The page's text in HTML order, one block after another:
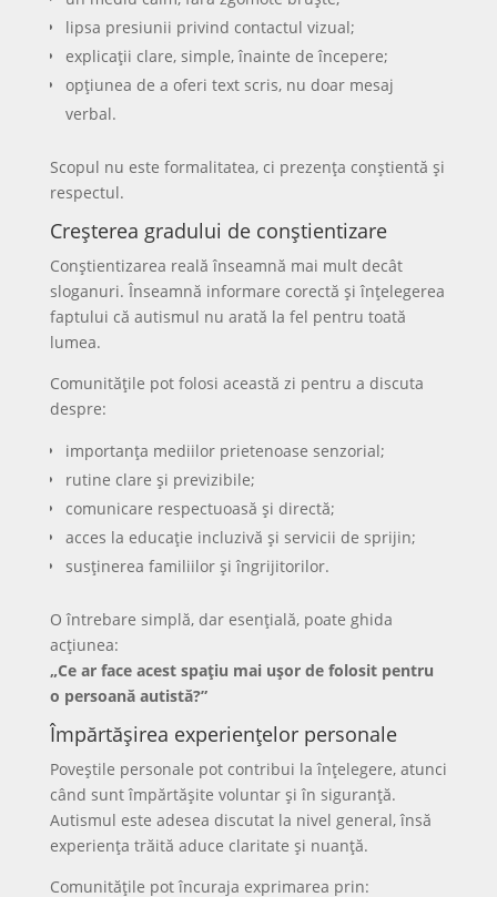
lipsa presiunii privind contactul vizual;
explicații clare, simple, înainte de începere;
opțiunea de a oferi text scris, nu doar mesaj
verbal.
Scopul nu este formalitatea, ci prezența conștientă și
respectul.
Creșterea gradului de conștientizare
Conștientizarea reală înseamnă mai mult decât
sloganuri. Înseamnă informare corectă și înțelegerea
faptului că autismul nu arată la fel pentru toată
lumea.
Comunitățile pot folosi această zi pentru a discuta
despre:
importanța mediilor prietenoase senzorial;
rutine clare și previzibile;
comunicare respectuoasă și directă;
acces la educație incluzivă și servicii de sprijin;
susținerea familiilor și îngrijitorilor.
O întrebare simplă, dar esențială, poate ghida
acțiunea:
„Ce ar face acest spațiu mai ușor de folosit pentru
o persoană autistă?”
Împărtășirea experiențelor personale
Poveștile personale pot contribui la înțelegere, atunci
când sunt împărtășite voluntar și în siguranță.
Autismul este adesea discutat la nivel general, însă
experiența trăită aduce claritate și nuanță.
Comunitățile pot încuraja exprimarea prin: